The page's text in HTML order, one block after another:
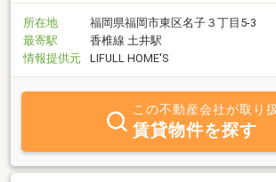
所在地
福岡県福岡市東区名子３丁目5-3
最寄駅
香椎線 土井駅
情報提供元
LIFULL HOME'S
この不動産会社が取り
賃貸物件を探す